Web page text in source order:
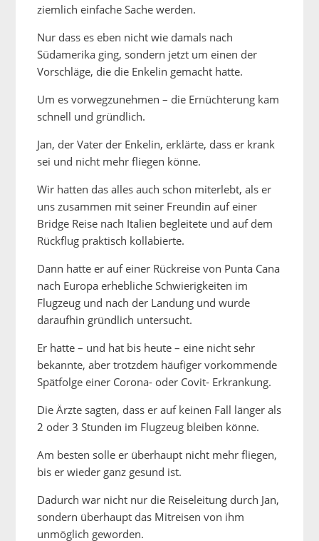
ziemlich einfache Sache werden.
Nur dass es eben nicht wie damals nach
Südamerika ging, sondern jetzt um einen der
Vorschläge, die die Enkelin gemacht hatte.
Um es vorwegzunehmen – die Ernüchterung kam
schnell und gründlich.
Jan, der Vater der Enkelin, erklärte, dass er krank
sei und nicht mehr fliegen könne.
Wir hatten das alles auch schon miterlebt, als er
uns zusammen mit seiner Freundin auf einer
Bridge Reise nach Italien begleitete und auf dem
Rückflug praktisch kollabierte.
Dann hatte er auf einer Rückreise von Punta Cana
nach Europa erhebliche Schwierigkeiten im
Flugzeug und nach der Landung und wurde
daraufhin gründlich untersucht.
Er hatte – und hat bis heute – eine nicht sehr
bekannte, aber trotzdem häufiger vorkommende
Spätfolge einer Corona- oder Covit- Erkrankung.
Die Ärzte sagten, dass er auf keinen Fall länger als
2 oder 3 Stunden im Flugzeug bleiben könne.
Am besten solle er überhaupt nicht mehr fliegen,
bis er wieder ganz gesund ist.
Dadurch war nicht nur die Reiseleitung durch Jan,
sondern überhaupt das Mitreisen von ihm
unmöglich geworden.